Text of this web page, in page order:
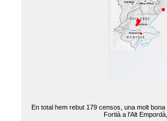
En total hem rebut 179 censos, una molt
Fortià a l'Alt